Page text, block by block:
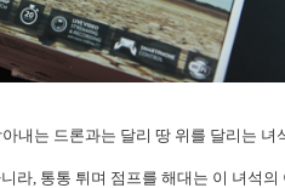
내는 드론과는 달리 땅 위를 달리는 녀
라, 통통 튀며 점프를 해대는 이 녀석의